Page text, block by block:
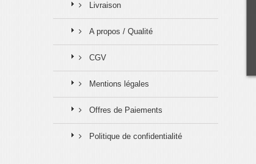
Livraison
A propos / Qualité
CGV
Mentions légales
Offres de Paiements
Politique de confidentialité